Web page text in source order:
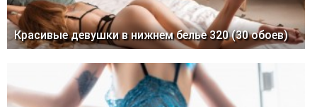
Красивые девушки в нижнем белье 320 (30 обоев)